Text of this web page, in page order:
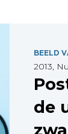
BEELD
2013,
de